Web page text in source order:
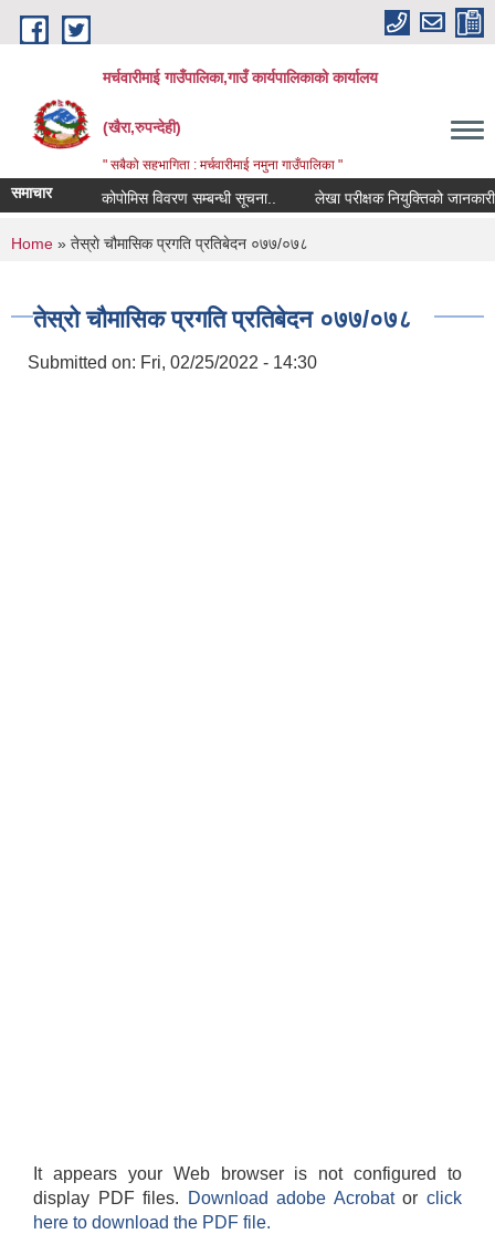
Skip to main content
मर्चवारीमाई गाउँपालिका,गाउँ कार्यपालिकाको कार्यालय
(खैरा,रुपन्देही)
" सबैको सहभागिता : मर्चवारीमाई नमुना गाउँपालिका "
समाचार कोपोमिस विवरण सम्बन्धी सूचना.. लेखा परीक्षक नियुक्तिको जानकारी
You are here
Home » तेस्राे चौमासिक प्रगति प्रतिबेदन ०७७/०७८
तेस्राे चौमासिक प्रगति प्रतिबेदन ०७७/०७८
Submitted on: Fri, 02/25/2022 - 14:30
It appears your Web browser is not configured to
display PDF files.
Download adobe Acrobatorclick
here to download the PDF file.